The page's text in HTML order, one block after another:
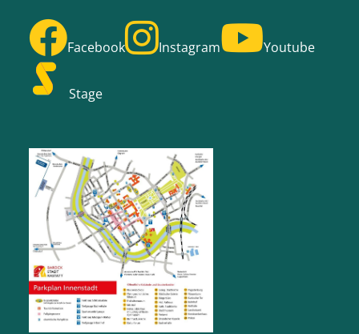
Facebook Instagram Youtube
Stage